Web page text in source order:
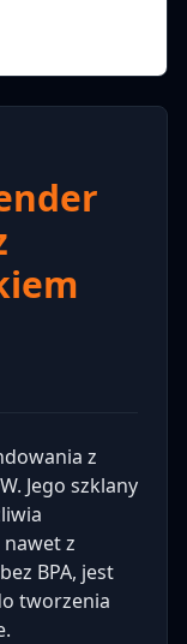
z
Jego szklany
z
BPA, jest
tworzenia